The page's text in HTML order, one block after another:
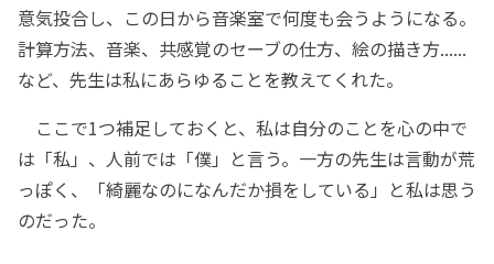
意気投合し、この日から音楽室で何度も会うようになる。
計算方法、音楽、共感覚のセーブの仕方、絵の描き方......
など、先生は私にあらゆることを教えてくれた。
ここで1つ補足しておくと、私は自分のことを心の中で
は「私」、人前では「僕」と言う。一方の先生は言動が荒
っぽく、「綺麗なのになんだか損をしている」と私は思う
のだった。